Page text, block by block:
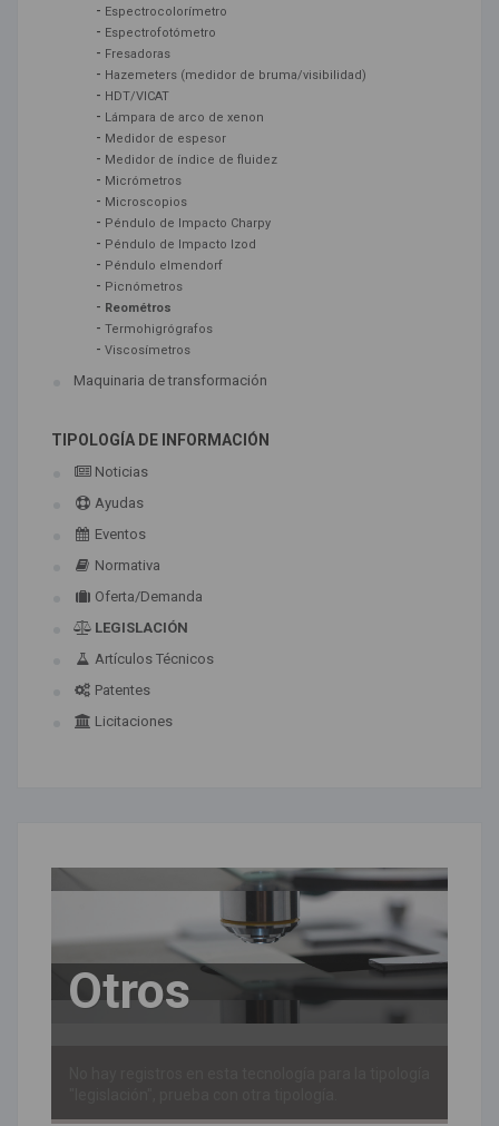
- Espectrocolorímetro
- Espectrofotómetro
- Fresadoras
- Hazemeters (medidor de bruma/visibilidad)
- HDT/VICAT
- Lámpara de arco de xenon
- Medidor de espesor
- Medidor de índice de fluidez
- Micrómetros
- Microscopios
- Péndulo de Impacto Charpy
- Péndulo de Impacto Izod
- Péndulo elmendorf
- Picnómetros
- Reométros
- Termohigrógrafos
- Viscosímetros
Maquinaria de transformación
TIPOLOGÍA DE INFORMACIÓN
Noticias
Ayudas
Eventos
Normativa
Oferta/Demanda
LEGISLACIÓN
Artículos Técnicos
Patentes
Licitaciones
Otros